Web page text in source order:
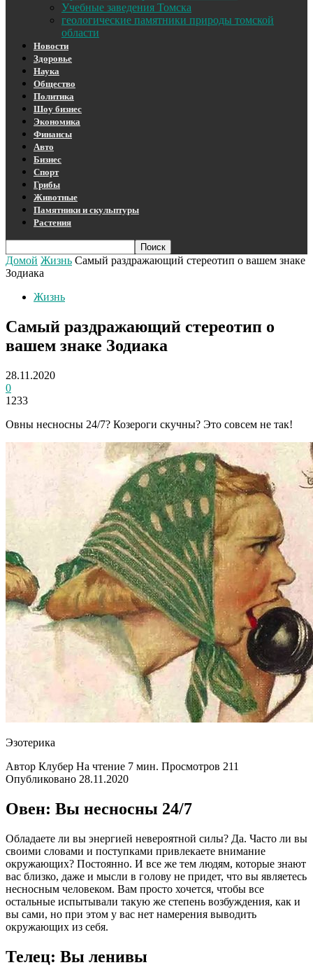
Учебные заведения Томска
геологические памятники природы томской
области
Новости
Здоровье
Наука
Общество
Политика
Шоу бизнес
Экономика
Финансы
Авто
Бизнес
Спорт
Грибы
Животные
Памятники и скульптуры
Растения
Домой Жизнь Самый раздражающий стереотип о вашем знаке
Зодиака
Жизнь
Самый раздражающий стереотип о
вашем знаке Зодиака
28.11.2020
0
1233
Овны несносны 24/7? Козероги скучны? Это совсем не так!
Эзотерика
Автор Клубер На чтение 7 мин. Просмотров 211
Опубликовано 28.11.2020
Овен: Вы несносны 24/7
Обладаете ли вы энергией невероятной силы? Да. Часто ли вы
своими словами и поступками привлекаете внимание
окружающих? Постоянно. И все же тем людям, которые знают
вас близко, даже и мысли в голову не придет, что вы являетесь
несносным человеком. Вам просто хочется, чтобы все
остальные испытывали такую же степень возбуждения, как и
вы сами, но при этом у вас нет намерения выводить
окружающих из себя.
Телец: Вы ленивы